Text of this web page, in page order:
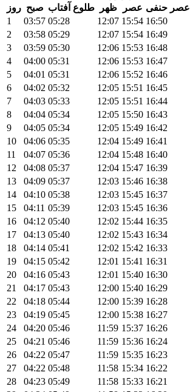
روز صبح طلوع آفتاب ظهر عصر عصر حنفی
1
03:57 05:28 12:07 15:54 16:50
2
03:58 05:29 12:07 15:54 16:49
3
03:59 05:30 12:06 15:53 16:48
4
04:00 05:31 12:06 15:53 16:47
5
04:01 05:31 12:06 15:52 16:46
6
04:02 05:32 12:05 15:51 16:45
7
04:03 05:33 12:05 15:51 16:44
8
04:04 05:34 12:05 15:50 16:43
9
04:05 05:34 12:05 15:49 16:42
10
04:06 05:35 12:04 15:49 16:41
11
04:07 05:36 12:04 15:48 16:40
12
04:08 05:37 12:04 15:47 16:39
13
04:09 05:37 12:03 15:46 16:38
14
04:10 05:38 12:03 15:45 16:37
15
04:11 05:39 12:03 15:45 16:36
16
04:12 05:40 12:02 15:44 16:35
17
04:13 05:40 12:02 15:43 16:34
18
04:14 05:41 12:02 15:42 16:33
19
04:15 05:42 12:01 15:41 16:31
20
04:16 05:43 12:01 15:40 16:30
21
04:17 05:43 12:00 15:40 16:29
22
04:18 05:44 12:00 15:39 16:28
23
04:19 05:45 12:00 15:38 16:27
24
04:20 05:46 11:59 15:37 16:26
25
04:21 05:46 11:59 15:36 16:24
26
04:22 05:47 11:59 15:35 16:23
27
04:22 05:48 11:58 15:34 16:22
28
04:23 05:49 11:58 15:33 16:21